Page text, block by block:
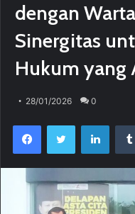
dengan
Sinergitas
Hukum yang
28/01/2026 0